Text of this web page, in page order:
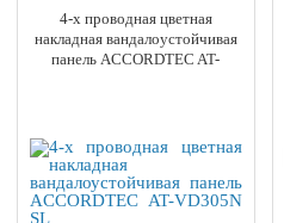
4-x проводная цветная
накладная вандалоустойчивая
панель ACCORDTEC AT-